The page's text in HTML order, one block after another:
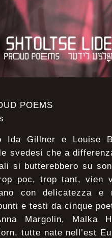
POEMS
Ida Gillner e Louise
svedesi che a
si butterebbero su
poc, trop tant, vien
con delicatezza e
e testi da cinque
Margolin, Malka
tutte nate nell’est